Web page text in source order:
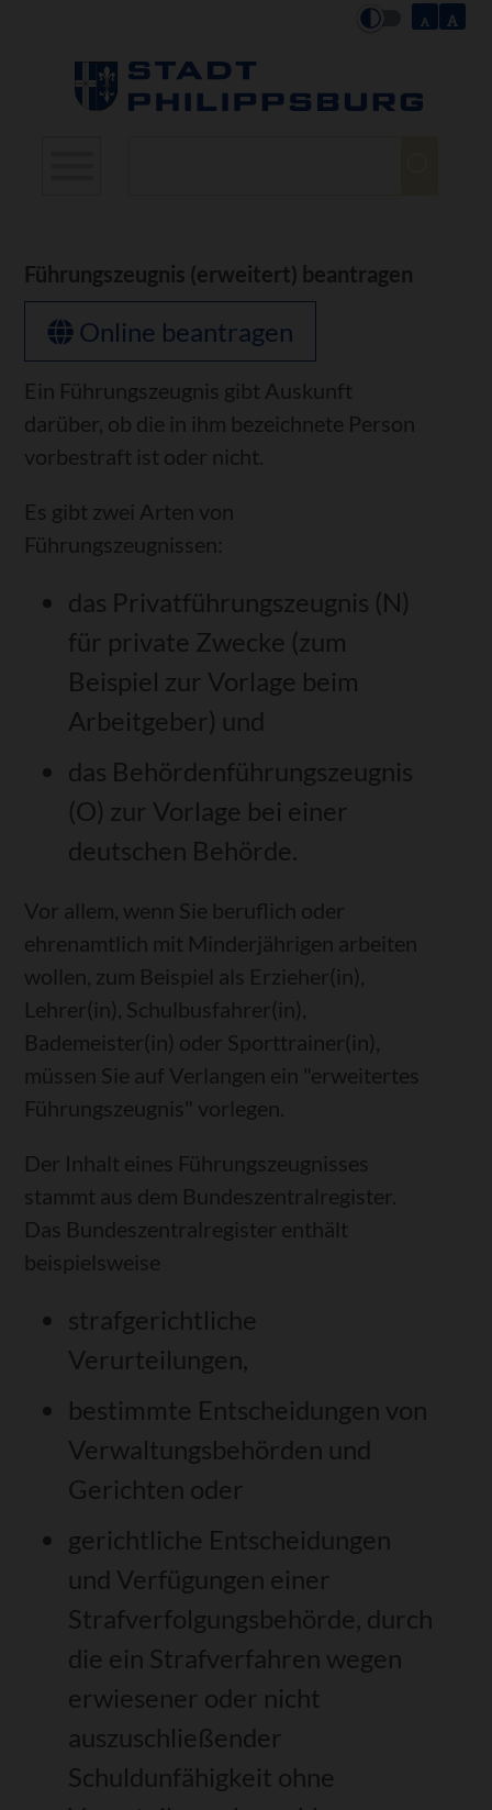
Führungszeugnis (erweitert) beantragen
Online beantragen
Ein Führungszeugnis gibt Auskunft
darüber, ob die in ihm bezeichnete Person
vorbestraft ist oder nicht.
Es gibt zwei Arten von
Führungszeugnissen:
das Privatführungszeugnis (N)
für private Zwecke (zum
Beispiel zur Vorlage beim
Arbeitgeber) und
das Behördenführungszeugnis
(O) zur Vorlage bei einer
deutschen Behörde.
Vor allem, wenn Sie beruflich oder
ehrenamtlich mit Minderjährigen arbeiten
wollen , zum Beispiel als Erzieher(in),
Lehrer(in), Schulbusfahrer(in),
Bademeister(in) oder Sporttrainer(in)
müssen Sie auf Verlangen ein "erweitertes
Führungszeugnis" vorlegen.
Der Inhalt eines Führungszeugnisses
stammt aus dem Bundeszentralregister.
Das Bundeszentralregister enthält
beispielsweise
strafgerichtliche
Verurteilungen,
bestimmte Entscheidungen von
Verwaltungsbehörden und
Gerichten oder
gerichtliche Entscheidungen
und Verfügungen einer
Strafverfolgungsbehörde, durch
die ein Strafverfahren wegen
erwiesener oder nicht
auszuschließender
Schuldunfähigkeit ohne